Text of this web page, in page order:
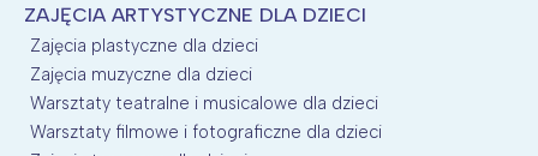
ZAJĘCIA ARTYSTYCZNE DLA DZIECI
Zajęcia plastyczne dla dzieci
Zajęcia muzyczne dla dzieci
Warsztaty teatralne i musicalowe dla dzieci
Warsztaty filmowe i fotograficzne dla dzieci